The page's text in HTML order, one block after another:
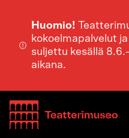
Huomio!
kokoelmapalvelut
suljettu kesällä
aikana.